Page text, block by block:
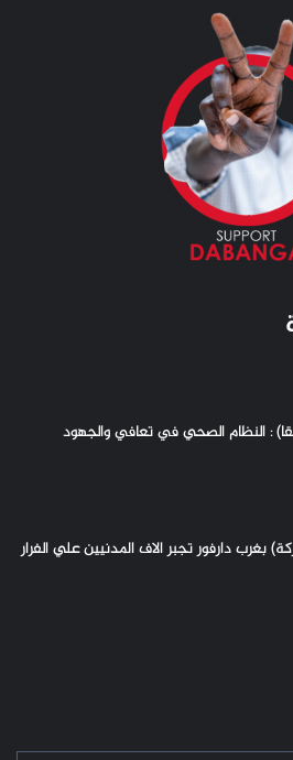
: النظام الصحي في تعافي والجهود
بغرب دارفور تجبر الاف المدنيين علي الفرار